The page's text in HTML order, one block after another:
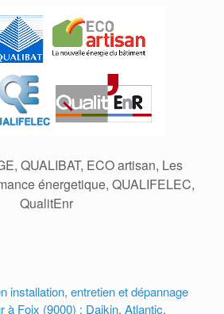
QUALIBAT, ECO artisan, Les
énergetique, QUALIFELEC,
QualitEnr
installation, entretien et dépannage
à Foix (9000) : Daikin, Atlantic,